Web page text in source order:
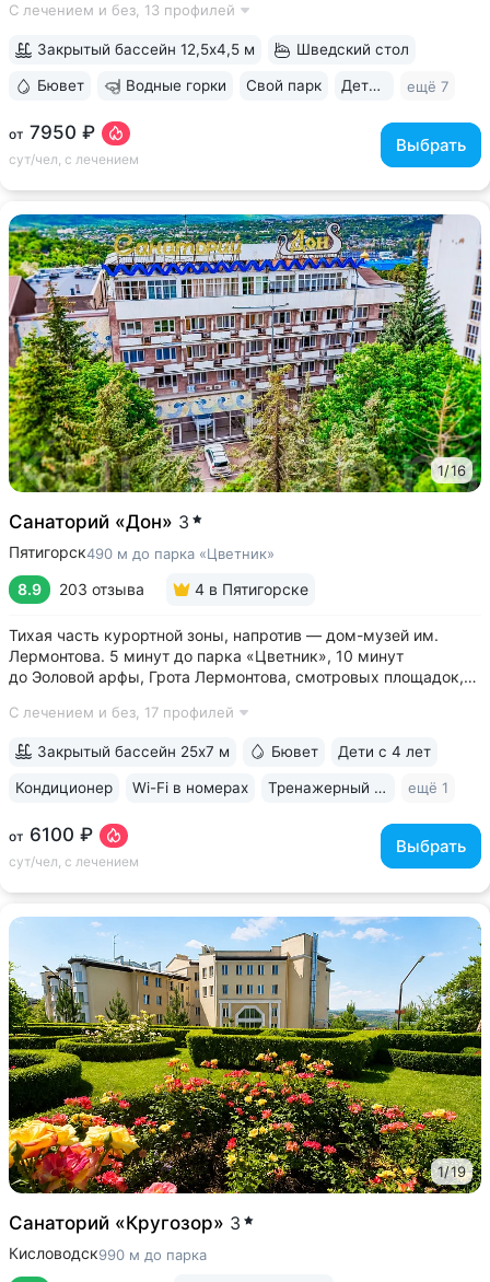
только здесь. Источник № 61 ессентукского типа показан для
С лечением и без, 13 профилей
от 7950 ₽
сут/чел, с лечением
Выбрать
Закрытый бассейн 12,5х4,5 м Шведский стол
Бювет Водные горки Свой парк Дети с 0 лет ещё 7
1/16
Санаторий «Дон» 3
Пятигорск490 м до парка «Цветник»
8.9 203 отзыва 4 в Пятигорске
Тихая часть курортной зоны, напротив — дом-музей им.
Лермонтова. 5 минут до парка «Цветник», 10 минут
до Эоловой арфы, Грота Лермонтова, смотровых площадок,
минеральной воды № 29. Воду этого источника можно
С лечением и без, 17 профилей
от 6100 ₽
сут/чел, с лечением
Выбрать
Закрытый бассейн 25х7 м Бювет Дети с 4 лет
Кондиционер Wi-Fi в номерах Тренажерный зал ещё 1
1/19
Санаторий «Кругозор» 3
Кисловодск990 м до парка